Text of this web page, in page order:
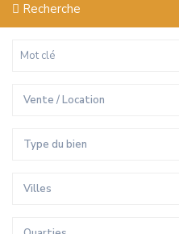
Recherche
Vente / Location
Type du bien
Villes